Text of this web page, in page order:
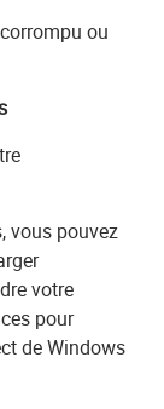
ou
vous pouvez
votre
pour
de Windows